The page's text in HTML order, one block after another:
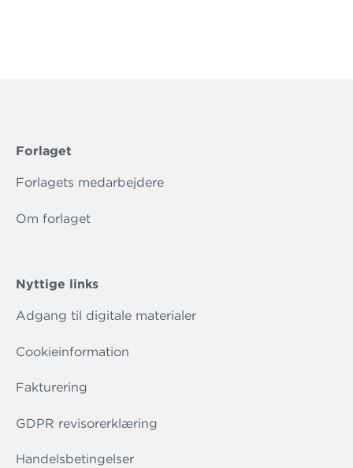
Forlaget
Forlagets medarbejdere
Om forlaget
Nyttige links
Adgang til digitale materialer
Cookieinformation
Fakturering
GDPR revisorerklæring
Handelsbetingelser